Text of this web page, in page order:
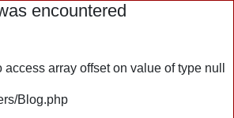
encountered
access array offset on value of type null
Blog.php